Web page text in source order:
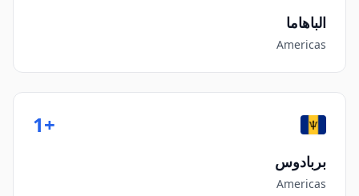
الباهاما
Americas
+1
بربادوس
Americas